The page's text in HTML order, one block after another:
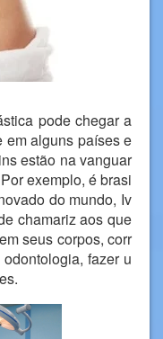
pode chegar a
em alguns países e
estão na vanguar
exemplo, é brasi
do mundo, Iv
chamariz aos que
seus corpos, corr
fazer u